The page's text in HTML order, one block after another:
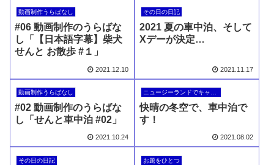
動画制作うらばなし
#06 動画制作のうらばな
し「【日本語字幕】柴犬
せんと お散歩 #１」
2021.12.10
その日の日記
2021 夏の車中泊、そして
Xデーが決定…
2021.11.17
動画制作うらばなし
#02 動画制作のうらばな
し「せんと車中泊 #02」
2021.10.24
快晴の冬空で、車中泊で
す！
2021.08.02
その日の日記 お題をひとつ